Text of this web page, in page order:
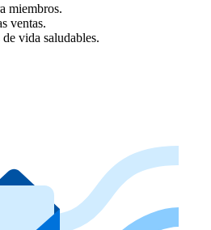
miembros.
ventas.
vida saludables.